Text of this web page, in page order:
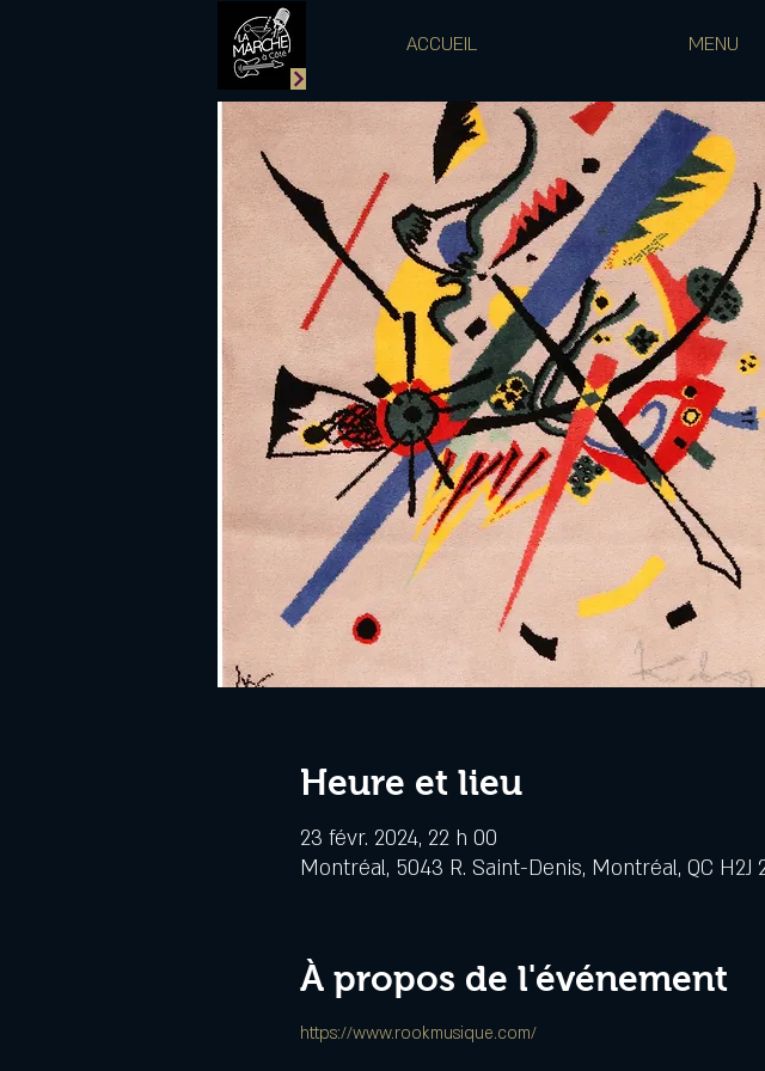
ACCUEIL MENU
Heure et lieu
23 févr. 2024, 22 h 00
Montréal, 5043 R. Saint-Denis, Montréal, QC H2J
À propos de l'événement
https://www.rookmusique.com/